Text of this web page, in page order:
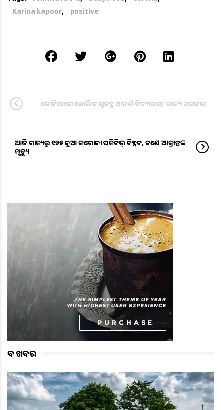
Karina kapoor, positive
କୋଟିଆରେ ଖୋଲିବ ସ୍ୱତନ୍ତ୍ର ଆଦର୍ଶ ବିଦ୍ୟାଳୟ: ରାଜ୍ୟ ସରକାର
ଆଜି ରାଜ୍ୟରୁ ୧୭୫ ନୂଆ କରୋନା ପଜିଟିଭ୍ ଚିହ୍ନଟ, ଜଣେ ଆକ୍ରାନ୍ତଙ୍କ
ମୃତ୍ୟୁ
ବଡ ଖବର